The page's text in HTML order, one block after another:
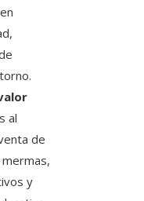
al
de
y